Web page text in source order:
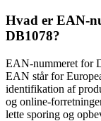
Hvad er EAN-
DB1078?
EAN-nummeret for
EAN står for
identifikation af
og online-
lette sporing og